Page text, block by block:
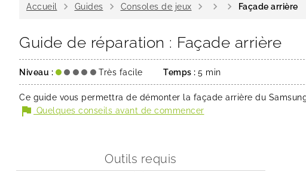
Accueil chevron_right Guides chevron_right Consoles de jeux chevron_right chevron_right chevron_right Façade arrière
Guide de réparation : Façade arrière
Niveau : Très facile Temps : 5 min
Ce guide vous permettra de démonter la façade arrière du
flag Quelques conseils avant de commencer
Outils requis